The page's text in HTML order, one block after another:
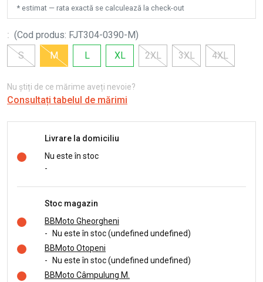
* estimat — rata exactă se calculează la check-out
: (Cod produs: FJT304-0390-M)
S
M L XL 2XL 3XL 4XL
Nu știți de ce mărime aveți nevoie?
Consultați tabelul de mărimi
Livrare la domiciliu
Nu este în stoc
-
Stoc magazin
BBMoto Gheorgheni
-
Nu este în stoc (undefined undefined)
BBMoto Otopeni
-
Nu este în stoc (undefined undefined)
BBMoto Câmpulung M.